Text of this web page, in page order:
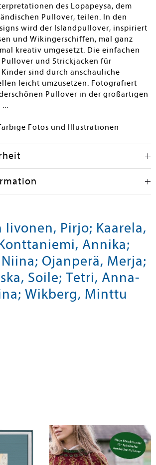
des Lopapeysa, dem
Pullover, teilen. In den
wird der Islandpullover, inspiriert
und Wikingerschiffen, mal ganz
kreativ umgesetzt. Die einfachen
und Strickjacken für
Kinder sind durch anschauliche
leicht umzusetzen. Fotografiert
Pullover in der großartigen
Fotos und Illustrationen
Iivonen, Pirjo; Kaarela,
Annika;
Ojanperä, Merja;
Soile; Tetri, Anna-
Wikberg, Minttu